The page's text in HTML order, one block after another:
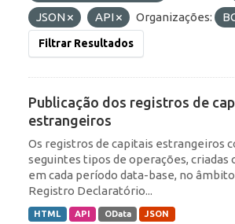
JSON
API Organizações:
Filtrar Resultados
Publicação dos registros de
estrangeiros
Os registros de capitais estrangeiros
seguintes tipos de operações, criadas
em cada período data-base, no
Registro Declaratório...
HTML API OData JSON